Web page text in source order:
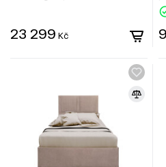
23 299 Kč